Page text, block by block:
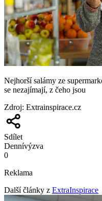
Nejhorší salámy ze
se nezajímají, z čeho jsou
Zdroj: Extrainspirace.cz
Sdílet
Dennívýzva
0
Reklama
Další články z ExtraInspirace